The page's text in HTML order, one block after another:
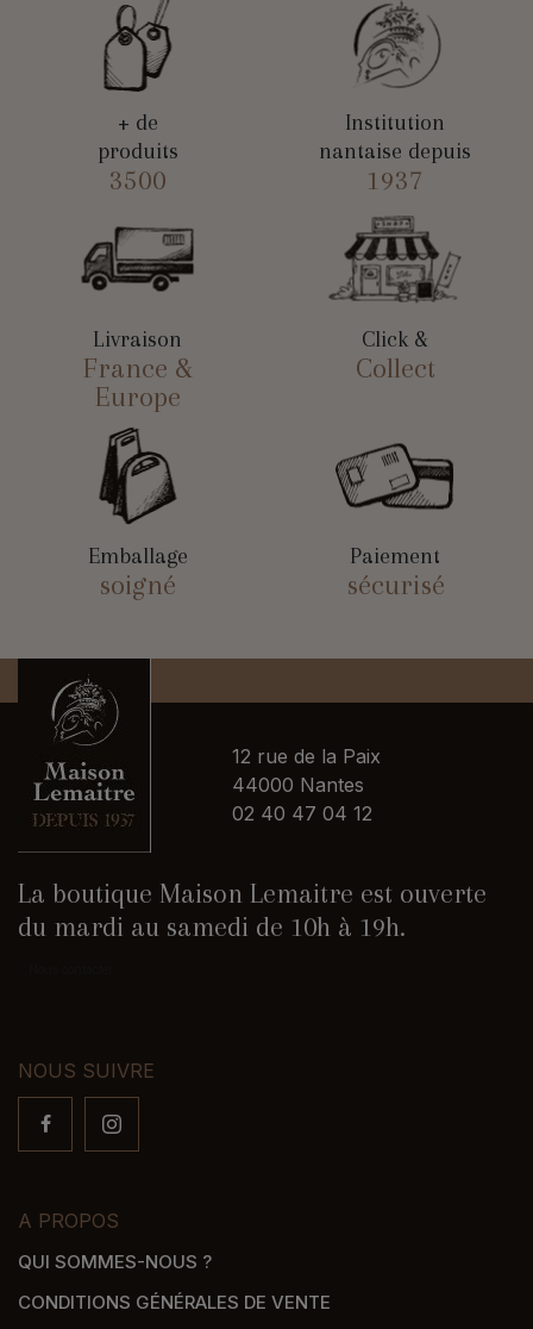
+ de
produits
3500
Institution
nantaise depuis
1937
Livraison
France &
Europe
Click &
Collect
Emballage
soigné
Paiement
sécurisé
12 rue de la Paix
44000 Nantes
02 40 47 04 12
La boutique Maison Lemaitre est ouverte
du mardi au samedi de 10h à 19h.
NOUS SUIVRE
A PROPOS
QUI SOMMES-NOUS ?
CONDITIONS GÉNÉRALES DE VENTE